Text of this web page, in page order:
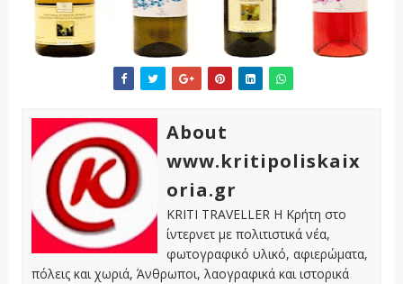
About
www.kritipoliskaix
oria.gr
KRITI TRAVELLER Η Κρήτη στο
ίντερνετ με πολιτιστικά νέα,
φωτογραφικό υλικό, αφιερώματα,
πόλεις και χωριά, Άνθρωποι, λαογραφικά και ιστορικά